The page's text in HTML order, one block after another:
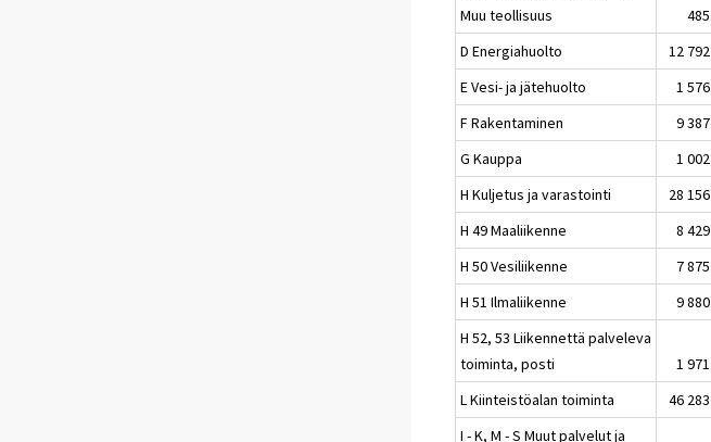
Muu teollisuus
485
D Energiahuolto
12 792
E Vesi- ja jätehuolto
1 576
F Rakentaminen
9 387
G Kauppa
1 002
H Kuljetus ja varastointi
28 156
H 49 Maaliikenne
8 429
H 50 Vesiliikenne
7 875
H 51 Ilmaliikenne
9 880
H 52, 53 Liikennettä palveleva
toiminta, posti
1 971
L Kiinteistöalan toiminta
46 283
I - K, M - S Muut palvelut ja